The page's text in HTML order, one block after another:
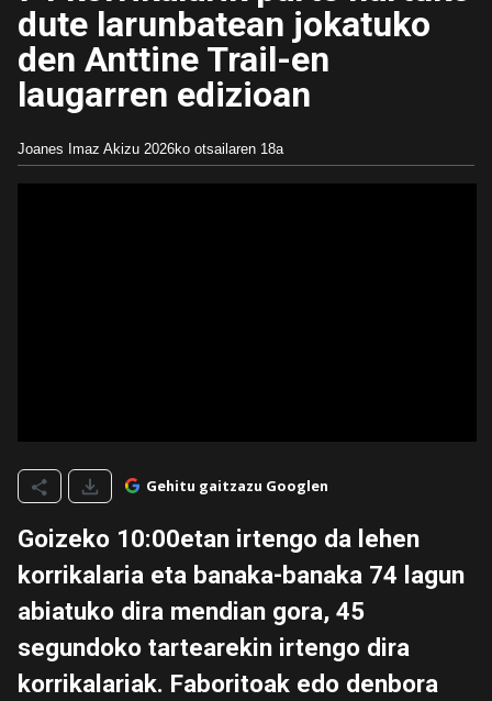
dute larunbatean jokatuko
den Anttine Trail-en
laugarren edizioan
Joanes Imaz Akizu 2026ko otsailaren 18a
Gehitu gaitzazu Googlen
Goizeko 10:00etan irtengo da lehen
korrikalaria eta banaka-banaka 74 lagun
abiatuko dira mendian gora, 45
segundoko tartearekin irtengo dira
korrikalariak. Faboritoak edo denbora